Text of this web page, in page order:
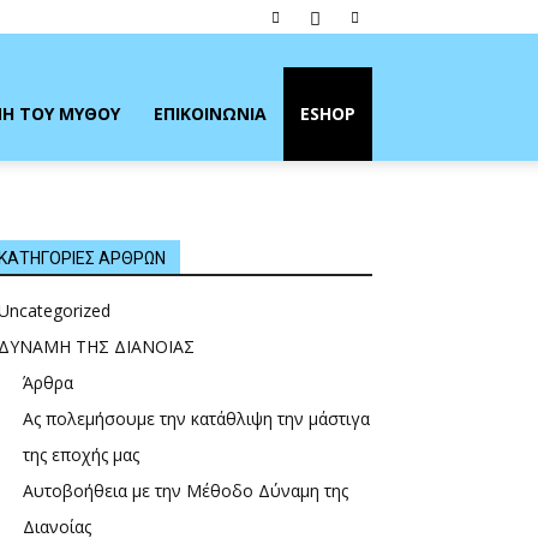
ΤΟΥ ΜΥΘΟΥ ΕΠΙΚΟΙΝΩΝΙΑ ESHOP
ΚΑΤΗΓΟΡΙΕΣ ΑΡΘΡΩΝ
ΔΥΝΑΜΗ ΤΗΣ ΔΙΑΝΟΙΑΣ
Άρθρα
Ας πολεμήσουμε την κατάθλιψη την μάστιγα
της εποχής μας
Αυτοβοήθεια με την Μέθοδο Δύναμη της
Διανοίας